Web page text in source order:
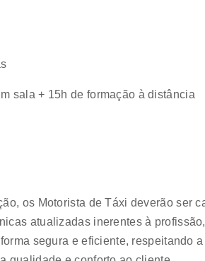
sala + 15h de formação à distância
os Motorista de Táxi deverão ser
atualizadas inerentes à
segura e eficiente, respeitando